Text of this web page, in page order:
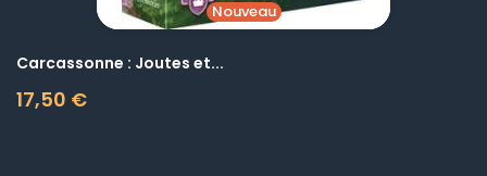
Nouveau
Carcassonne : Joutes et...
17,50 €
Prix